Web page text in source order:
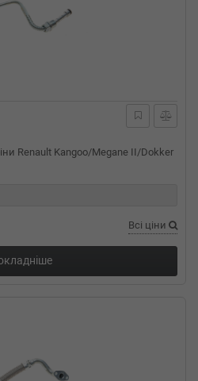
Renault Kangoo/Megane II/Dokker
Всі ціни